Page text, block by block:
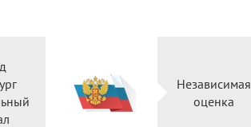
Независимая
оценка